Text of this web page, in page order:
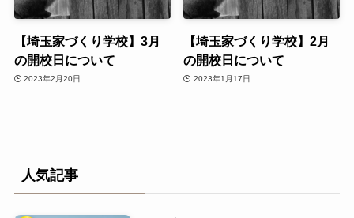
【埼玉家づくり学校】3月
の開校日について
2023年2月20日
【埼玉家づくり学校】2月
の開校日について
2023年1月17日
人気記事